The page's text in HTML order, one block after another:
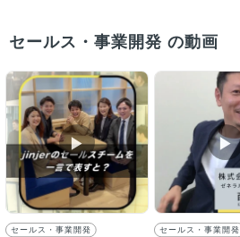
セールス・事業開発 の動画
▶︎
セールス・事業開発
▶︎
セールス・事業開発